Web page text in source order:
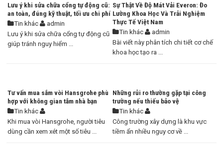
Lưu ý khi sửa chữa cổng tự động cũ:
an toàn, đúng kỹ thuật, tối ưu chi phí
Tin khác
admin
Lưu ý khi sửa chữa cổng tự động cũ
giúp tránh nguy hiểm ...
Sự Thật Về Độ Mát Vải Everon: Đo
Lường Khoa Học Và Trải Nghiệm
Thực Tế Việt Nam
Tin khác
admin
Bài viết này phân tích chi tiết cơ chế
khoa học tạo ra ...
Tư vấn mua sắm vòi Hansgrohe phù
hợp với không gian tắm nhà bạn
Tin khác
Khi mua vòi Hansgrohe, người tiêu
dùng cần xem xét một số tiêu ...
Những rủi ro thường gặp tại công
trường nếu thiếu bảo vệ
Tin khác
Công trường xây dựng là khu vực
tiềm ẩn nhiều nguy cơ về ...